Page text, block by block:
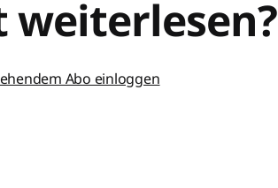
weiterlesen?
Abo einloggen